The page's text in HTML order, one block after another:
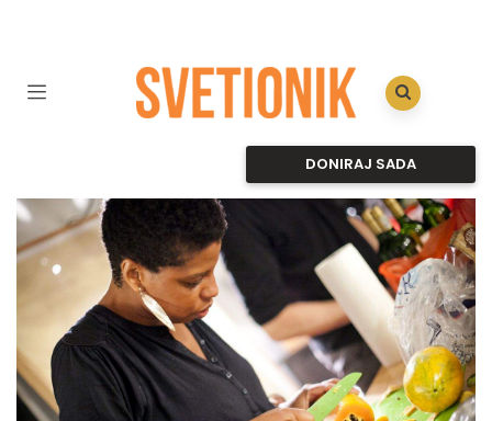
DONIRAJ SADA